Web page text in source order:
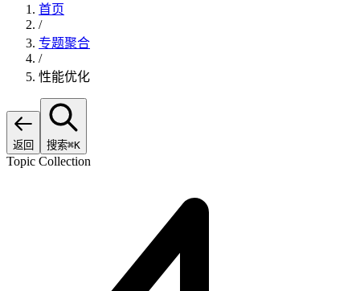
首页
/
专题聚合
/
性能优化
返回 搜索⌘K
Topic Collection